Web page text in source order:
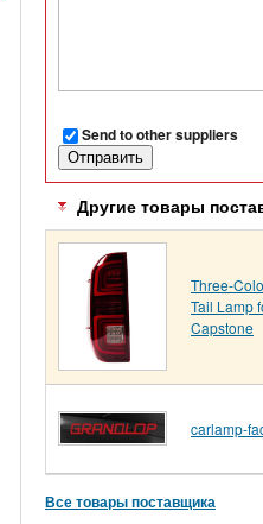
Send to other suppliers
Другие товары
Three-
Tail Lamp
Capstone
carlamp-
Все товары поставщика